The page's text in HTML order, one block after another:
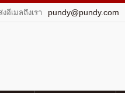
งอีเมลถึงเรา pundy@pundy.com